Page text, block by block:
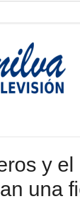
y el
una